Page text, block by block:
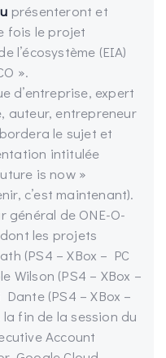
présenteront et
fois le projet
l’écosystème (EIA)
».
d’entreprise, expert
auteur, entrepreneur
le sujet et
intitulée
is now »
c’est maintenant).
général de ONE-O-
dont les projets
(PS4 – XBox – PC
Wilson (PS4 – XBox –
(PS4 – XBox –
fin de la session du
Account